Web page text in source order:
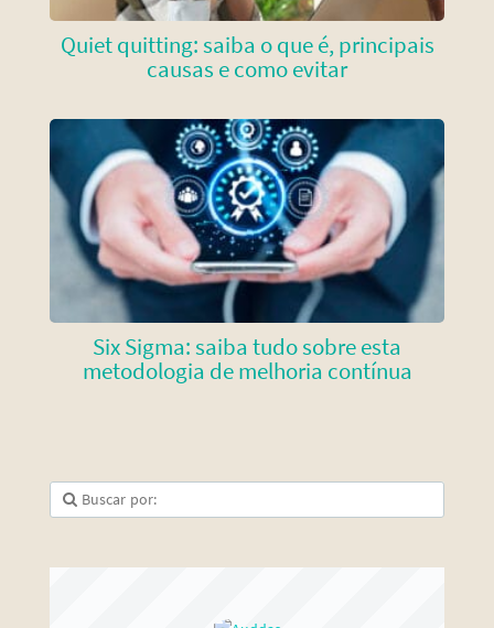
Quiet quitting: saiba o que é, principais
causas e como evitar
Six Sigma: saiba tudo sobre esta
metodologia de melhoria contínua